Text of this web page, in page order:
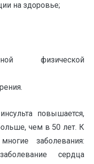
на здоровье;
физической
повышается,
чем в 50 лет. К
заболевания:
сердца